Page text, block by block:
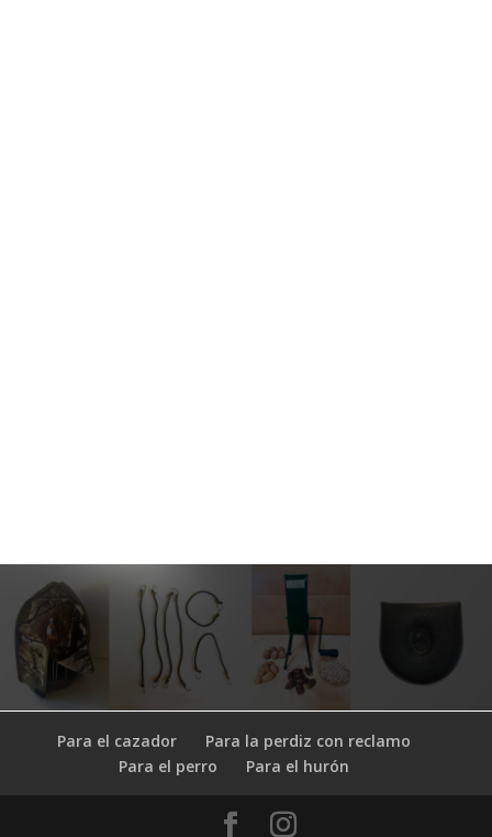
Para el cazador
Para la perdiz con reclamo
Para el perro
Para el hurón